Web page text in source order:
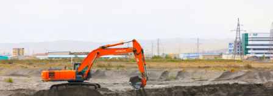
Үзэл бодол
Спорт